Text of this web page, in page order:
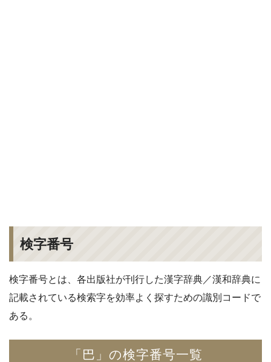
検字番号
検字番号とは、各出版社が刊行した漢字辞典／漢和辞典に
記載されている検索字を効率よく探すための識別コードで
ある。
「巴」の検字番号一覧